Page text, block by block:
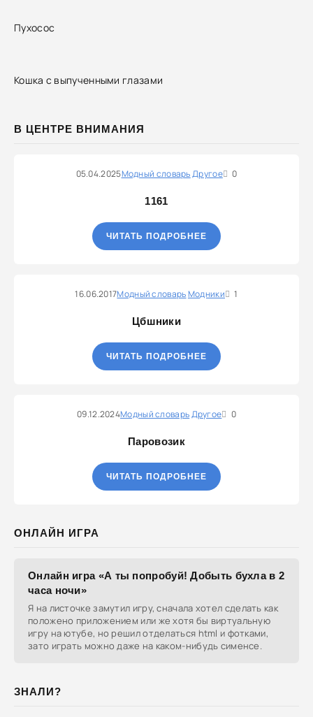
Пухосос
Кошка с выпученными глазами
В ЦЕНТРЕ ВНИМАНИЯ
05.04.2025Модный словарьДругое 0
1161
ЧИТАТЬ ПОДРОБНЕЕ
16.06.2017Модный словарьМодники 1
Цбшники
ЧИТАТЬ ПОДРОБНЕЕ
09.12.2024Модный словарьДругое 0
Паровозик
ЧИТАТЬ ПОДРОБНЕЕ
ОНЛАЙН ИГРА
Онлайн игра «А ты попробуй! Добыть бухла в 2
часа ночи»
Я на листочке замутил игру, сначала хотел сделать как
положено приложением или же хотя бы виртуальную
игру на ютубе, но решил отделаться html и фотками,
зато играть можно даже на каком-нибудь сименсе.
ЗНАЛИ?